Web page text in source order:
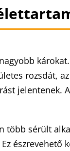
rozsdát,
jelentenek.
több sérült
észrevehető